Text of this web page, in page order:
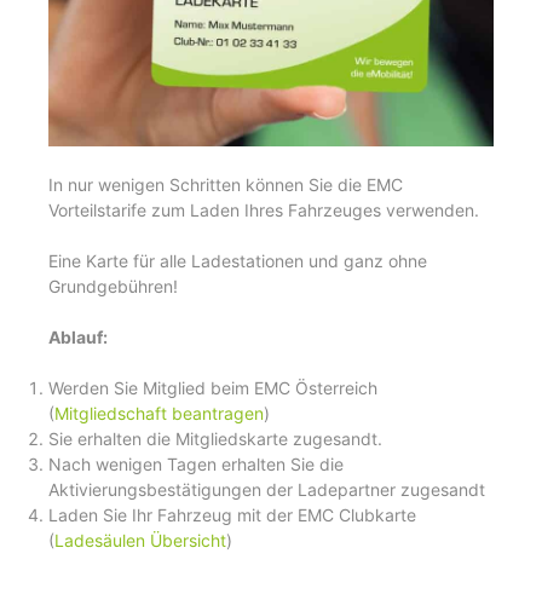
In nur wenigen Schritten können Sie die EMC
Vorteilstarife zum Laden Ihres Fahrzeuges verwenden.
Eine Karte für alle Ladestationen und ganz ohne
Grundgebühren!
Ablauf:
Werden Sie Mitglied beim EMC Österreich
(Mitgliedschaft beantragen)
Sie erhalten die Mitgliedskarte zugesandt.
Nach wenigen Tagen erhalten Sie die
Aktivierungsbestätigungen der Ladepartner zugesandt
Laden Sie Ihr Fahrzeug mit der EMC Clubkarte
(Ladesäulen Übersicht)